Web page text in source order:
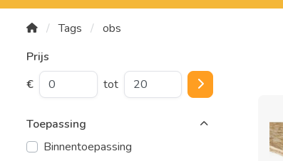
Tags
obs
Prijs
€
tot
Toepassing
Binnentoepassing